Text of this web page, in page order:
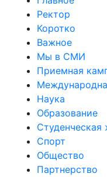
Ректор
Коротко
Важное
Мы в СМИ
Приемная
Наука
Образование
Студенческая
Спорт
Общество
Партнерство